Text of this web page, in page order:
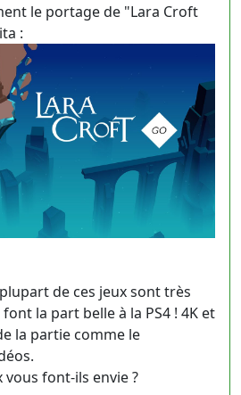
le portage de "Lara Croft
:
de ces jeux sont très
la part belle à la PS4 ! 4K et
la partie comme le
vous font-ils envie ?